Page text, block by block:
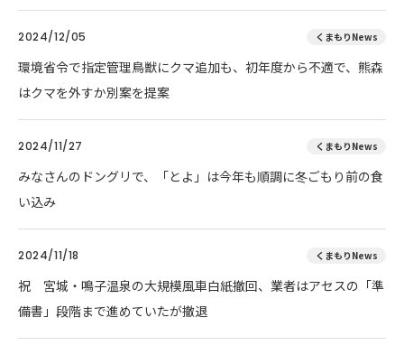
2024/12/05 くまもりNews
環境省令で指定管理鳥獣にクマ追加も、初年度から不適で、熊森
はクマを外すか別案を提案
2024/11/27 くまもりNews
みなさんのドングリで、「とよ」は今年も順調に冬ごもり前の食
い込み
2024/11/18 くまもりNews
祝 宮城・鳴子温泉の大規模風車白紙撤回、業者はアセスの「準
備書」段階まで進めていたが撤退